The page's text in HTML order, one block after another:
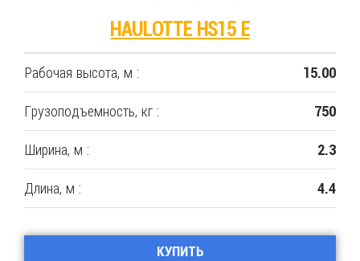
HAULOTTE HS15 E
Рабочая высота, м : 15.00
Грузоподъемность, кг : 750
Ширина, м : 2.3
Длина, м : 4.4
КУПИТЬ